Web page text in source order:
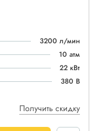
3200 л/мин
10 атм
22 кВт
380 В
Получить скидку